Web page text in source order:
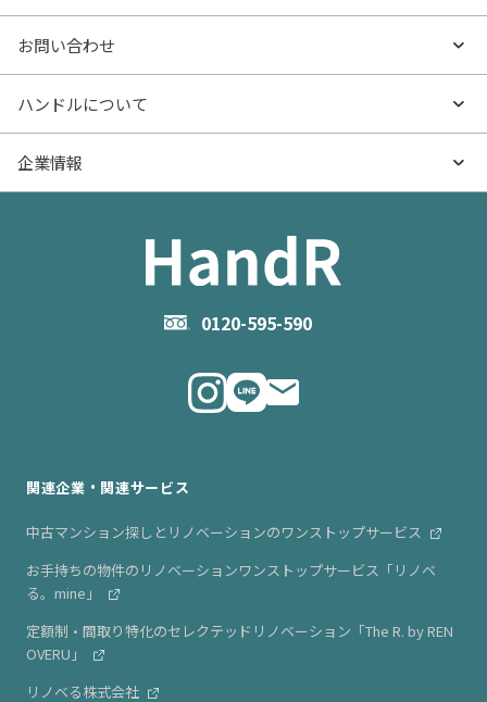
0120-595-590
特集から探す
価格更新した物件
物件一覧
AI査定
売却サービス
お役立ち記事（売却）
- マンションの基礎知識
- マンション売却
- お金のこと
- 住まいの手引き サイトマップ
よくあるご質問
お問い合わせ
物件購入のご相談
住み替えのご相談
物件掲載に関するお問い合わせ
ハンドルについて
ハンドルとは
企業情報
関連企業・関連サービス
中古マンション探しとリノベーションのワンストップサービス
お手持ちの物件のリノベーションワンストップサービス「リノベ
る。mine」
定額制・間取り特化のセレクテッドリノベーション「The R. by REN
OVERU」
リノベる株式会社